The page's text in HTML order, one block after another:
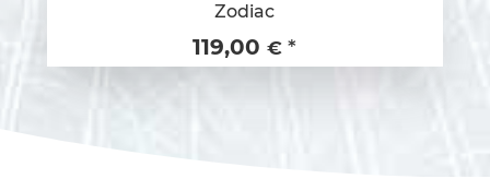
Zodiac
119,00€ *